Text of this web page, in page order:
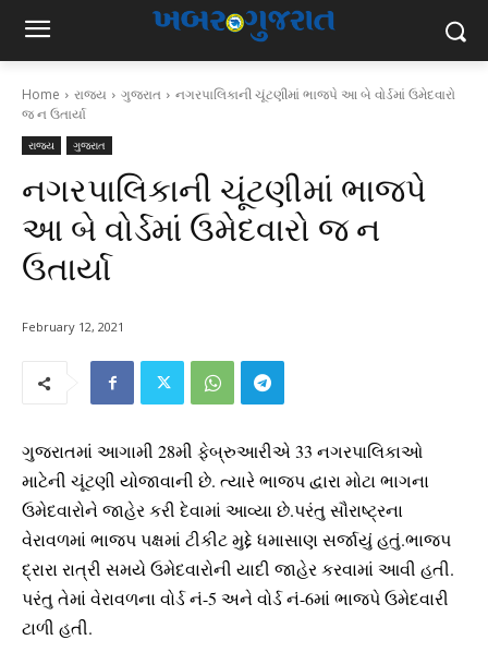
Home રાજ્ય ગુજરાત
નગરપાલિકાની ચૂંટણીમાં ભાજપે આ બે વોર્ડમાં ઉમેદવારો
જ ન ઉતાર્યા
રાજ્ય ગુજરાત
નગરપાલિકાની ચૂંટણીમાં ભાજપે
આ બે વોર્ડમાં ઉમેદવારો જ ન
ઉતાર્યા
February 12, 2021
ગુજરાતમાં આગામી 28મી ફેબ્રુઆરીએ33 નગરપાલિકાઓ
માટેની ચૂંટણી યોજાવાની છે. ત્યારે ભાજપ દ્વારા મોટા ભાગના
ઉમેદવારોને જાહેર કરી દેવામાં આવ્યા છે.પરંતુ સૌરાષ્ટ્રના
વેરાવળમાં ભાજપ પક્ષમાં ટીકીટ મુદ્દે ધમાસાણ સર્જાયું હતું.ભાજપ
દ્રારા રાત્રી સમયે ઉમેદવારોની યાદી જાહેર કરવામાં આવી હતી.
પરંતુ તેમાં વેરાવળના વોર્ડ નં-5 અને વોર્ડ નં-6માં ભાજપે ઉમેદવારી
ટાળી હતી.